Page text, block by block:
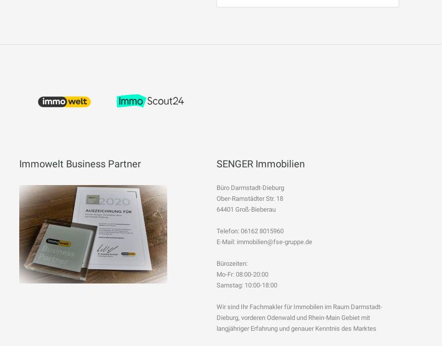
Immowelt Business Partner SENGER Immobilien
Büro Darmstadt-Dieburg
Ober-Ramstädter Str. 18
64401 Groß-Bieberau
Telefon: 06162 8015960
E-Mail: immobilien@fse-gruppe.de
Bürozeiten:
Mo-Fr: 08:00-20:00
Samstag: 10:00-18:00
Wir sind Ihr Fachmakler für Immobilen im Raum Darmstadt-
Dieburg, vorderen Odenwald und Rhein-Main Gebiet mit
langjähriger Erfahrung und genauer Kenntnis des Marktes